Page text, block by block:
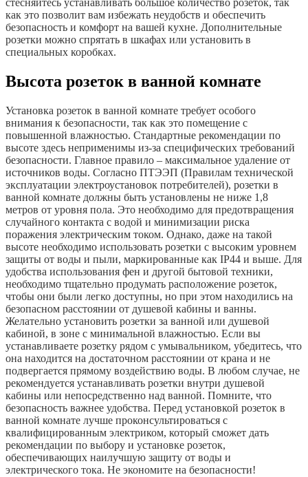
стесняйтесь устанавливать большое количество розеток, так
как это позволит вам избежать неудобств и обеспечить
безопасность и комфорт на вашей кухне. Дополнительные
розетки можно спрятать в шкафах или установить в
специальных коробках.
Высота розеток в ванной комнате
Установка розеток в ванной комнате требует особого
внимания к безопасности, так как это помещение с
повышенной влажностью. Стандартные рекомендации по
высоте здесь неприменимы из-за специфических требований
безопасности. Главное правило – максимальное удаление от
источников воды. Согласно ПТЭЭП (Правилам технической
эксплуатации электроустановок потребителей), розетки в
ванной комнате должны быть установлены не ниже 1,8
метров от уровня пола. Это необходимо для предотвращения
случайного контакта с водой и минимизации риска
поражения электрическим током. Однако, даже на такой
высоте необходимо использовать розетки с высоким уровнем
защиты от воды и пыли, маркированные как IP44 и выше. Для
удобства использования фен и другой бытовой техники,
необходимо тщательно продумать расположение розеток,
чтобы они были легко доступны, но при этом находились на
безопасном расстоянии от душевой кабины и ванны.
Желательно установить розетки за ванной или душевой
кабиной, в зоне с минимальной влажностью. Если вы
устанавливаете розетку рядом с умывальником, убедитесь, что
она находится на достаточном расстоянии от крана и не
подвергается прямому воздействию воды. В любом случае, не
рекомендуется устанавливать розетки внутри душевой
кабины или непосредственно над ванной. Помните, что
безопасность важнее удобства. Перед установкой розеток в
ванной комнате лучше проконсультироваться с
квалифицированным электриком, который сможет дать
рекомендации по выбору и установке розеток,
обеспечивающих наилучшую защиту от воды и
электрического тока. Не экономите на безопасности!